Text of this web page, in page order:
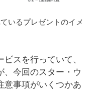
いるプレゼントのイメ
スを行っていて、
、今回のスター・ウ
意事項がいくつかあ